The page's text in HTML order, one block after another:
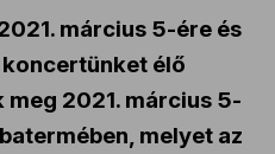
március 5-ére és
élő
2021. március 5-
melyet az